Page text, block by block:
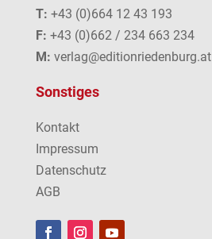
T: +43 (0)664 12 43 193
F: +43 (0)662 / 234 663 234
M: verlag@editionriedenburg.at
Sonstiges
Kontakt
Impressum
Datenschutz
AGB